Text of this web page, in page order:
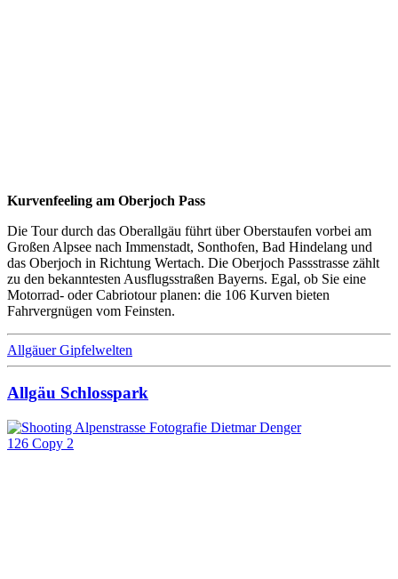
Kurvenfeeling am Oberjoch Pass
Die Tour durch das Oberallgäu führt über Oberstaufen vorbei am
Großen Alpsee nach Immenstadt, Sonthofen, Bad Hindelang und
das Oberjoch in Richtung Wertach. Die Oberjoch Passstrasse zählt
zu den bekanntesten Ausflugsstraßen Bayerns. Egal, ob Sie eine
Motorrad- oder Cabriotour planen: die 106 Kurven bieten
Fahrvergnügen vom Feinsten.
Allgäuer Gipfelwelten
Allgäu Schlosspark